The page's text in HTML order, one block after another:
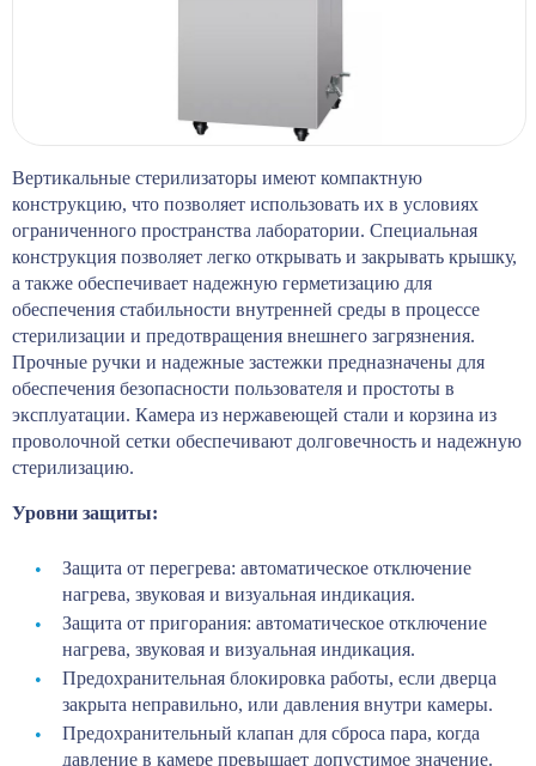
Вертикальные стерилизаторы имеют компактную
конструкцию, что позволяет использовать их в условиях
ограниченного пространства лаборатории. Специальная
конструкция позволяет легко открывать и закрывать крышку,
а также обеспечивает надежную герметизацию для
обеспечения стабильности внутренней среды в процессе
стерилизации и предотвращения внешнего загрязнения.
Прочные ручки и надежные застежки предназначены для
обеспечения безопасности пользователя и простоты в
эксплуатации. Камера из нержавеющей стали и корзина из
проволочной сетки обеспечивают долговечность и надежную
стерилизацию.
Уровни защиты:
Защита от перегрева: автоматическое отключение
нагрева, звуковая и визуальная индикация.
Защита от пригорания: автоматическое отключение
нагрева, звуковая и визуальная индикация.
Предохранительная блокировка работы, если дверца
закрыта неправильно, или давления внутри камеры.
Предохранительный клапан для сброса пара, когда
давление в камере превышает допустимое значение.